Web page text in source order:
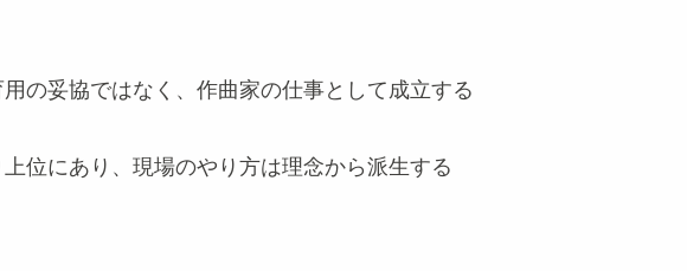
用の妥協ではなく、作曲家の仕事として成立する
上位にあり、現場のやり方は理念から派生する